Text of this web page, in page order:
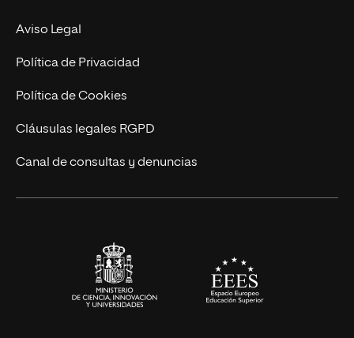
MBA
Marketing y Comunicación
Ingeniería
Diseño
Ciencias de la Salud
Contacto
Aviso Legal
Política de Privacidad
Política de Cookies
Cláusulas legales RGPD
Canal de consultas y denuncias